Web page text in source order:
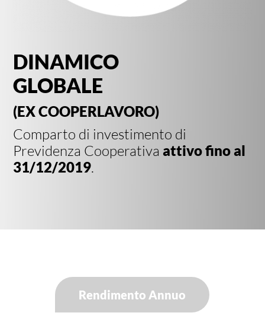
DINAMICO
GLOBALE
(EX COOPERLAVORO)
Comparto di investimento di
Previdenza Cooperativaattivo fino al
31/12/2019.
Rendimento Annuo